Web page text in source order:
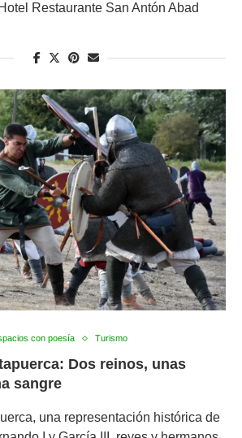
Restaurante San Antón Abad
con poesía Turismo
Dos reinos, unas
sangre
una representación histórica de